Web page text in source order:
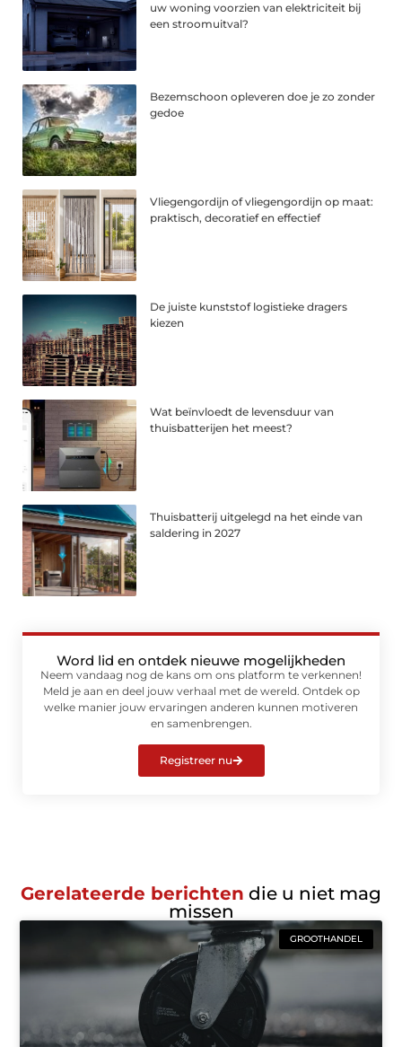
uw woning voorzien van elektriciteit bij
een stroomuitval?
Bezemschoon opleveren doe je zo zonder
gedoe
Vliegengordijn of vliegengordijn op maat:
praktisch, decoratief en effectief
De juiste kunststof logistieke dragers
kiezen
Wat beïnvloedt de levensduur van
thuisbatterijen het meest?
Thuisbatterij uitgelegd na het einde van
saldering in 2027
Word lid en ontdek nieuwe mogelijkheden
Neem vandaag nog de kans om ons platform te verkennen!
Meld je aan en deel jouw verhaal met de wereld. Ontdek op
welke manier jouw ervaringen anderen kunnen motiveren
en samenbrengen.
Registreer nu
Gerelateerde berichten die u niet mag
missen
GROOTHANDEL